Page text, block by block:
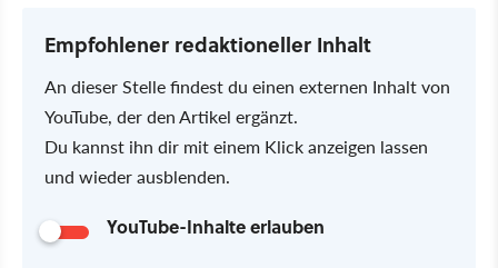
Empfohlener redaktioneller Inhalt
An dieser Stelle findest du einen externen Inhalt von
YouTube, der den Artikel ergänzt.
Du kannst ihn dir mit einem Klick anzeigen lassen
und wieder ausblenden.
YouTube-Inhalte erlauben